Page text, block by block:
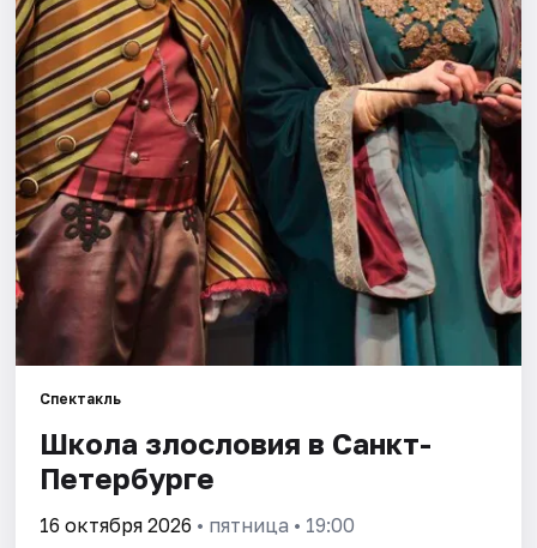
Площадки
Артисты
Рейтинги
Спектакль
Школа злословия в Санкт-
Петербурге
16 октября 2026 • пятница • 19:00